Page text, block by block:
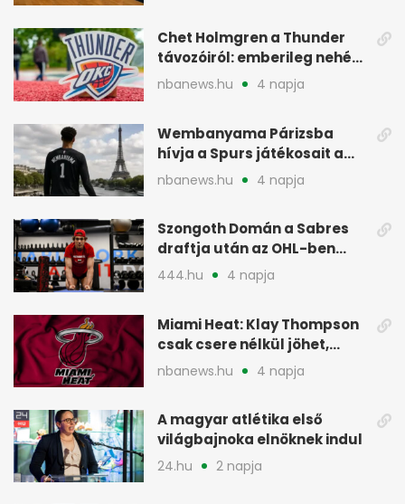
Chet Holmgren a Thunder
távozóiról: emberileg nehéz,
de bízik
nbanews.hu 4 napja
Wembanyama Párizsba
hívja a Spurs játékosait a
szezonrajtra
nbanews.hu 4 napja
Szongoth Domán a Sabres
draftja után az OHL-ben
léphet nagyot az NHL felé
444.hu 4 napja
Miami Heat: Klay Thompson
csak csere nélkül jöhet,
kivárnak
nbanews.hu 4 napja
A magyar atlétika első
világbajnoka elnöknek indul
24.hu 2 napja